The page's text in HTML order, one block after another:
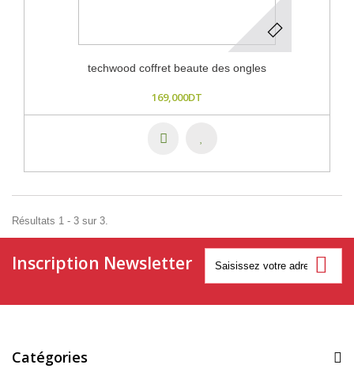
techwood coffret beaute des ongles
169,000DT
Résultats 1 - 3 sur 3.
Inscription Newsletter
Catégories